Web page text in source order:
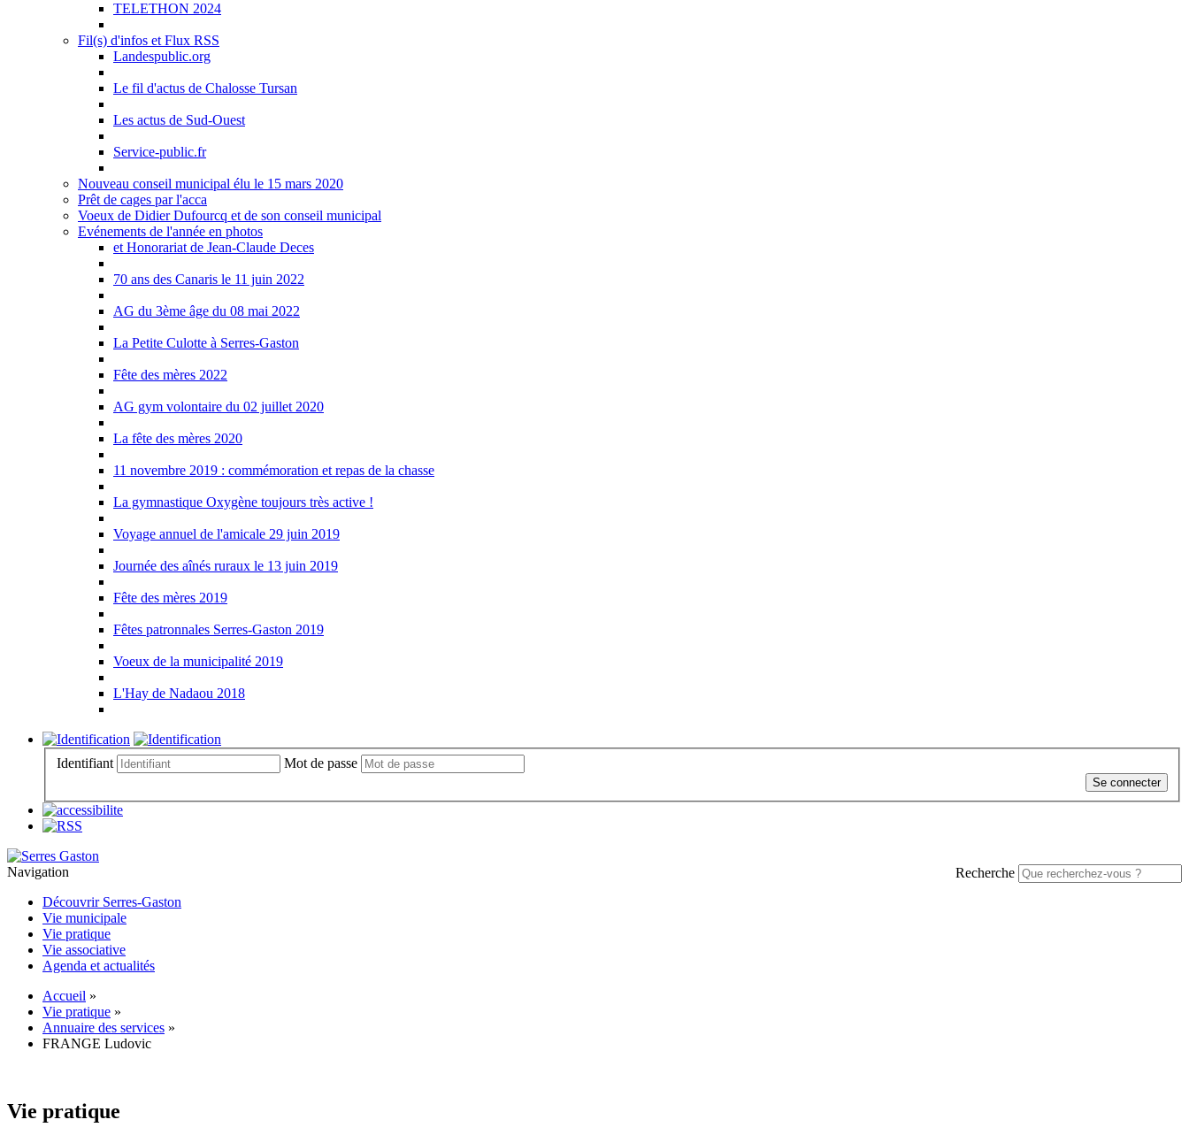
TELETHON 2024
Fil(s) d'infos et Flux RSS
Landespublic.org
Le fil d'actus de Chalosse Tursan
Les actus de Sud-Ouest
Service-public.fr
Nouveau conseil municipal élu le 15 mars 2020
Prêt de cages par l'acca
Voeux de Didier Dufourcq et de son conseil municipal
Evénements de l'année en photos
et Honorariat de Jean-Claude Deces
70 ans des Canaris le 11 juin 2022
AG du 3ème âge du 08 mai 2022
La Petite Culotte à Serres-Gaston
Fête des mères 2022
AG gym volontaire du 02 juillet 2020
La fête des mères 2020
11 novembre 2019 : commémoration et repas de la chasse
La gymnastique Oxygène toujours très active !
Voyage annuel de l'amicale 29 juin 2019
Journée des aînés ruraux le 13 juin 2019
Fête des mères 2019
Fêtes patronnales Serres-Gaston 2019
Voeux de la municipalité 2019
L'Hay de Nadaou 2018
Identifiant Mot de passe
Se connecter
Recherche
Navigation
Découvrir Serres-Gaston
Vie municipale
Vie pratique
Vie associative
Agenda et actualités
Accueil »
Vie pratique »
Annuaire des services »
FRANGE Ludovic
Vie pratique